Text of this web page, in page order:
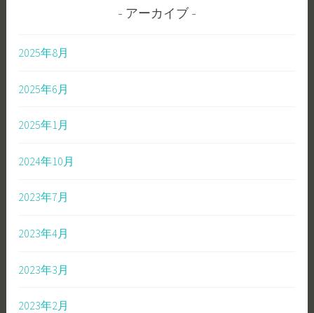
アーカイブ
2025年8月
2025年6月
2025年1月
2024年10月
2023年7月
2023年4月
2023年3月
2023年2月